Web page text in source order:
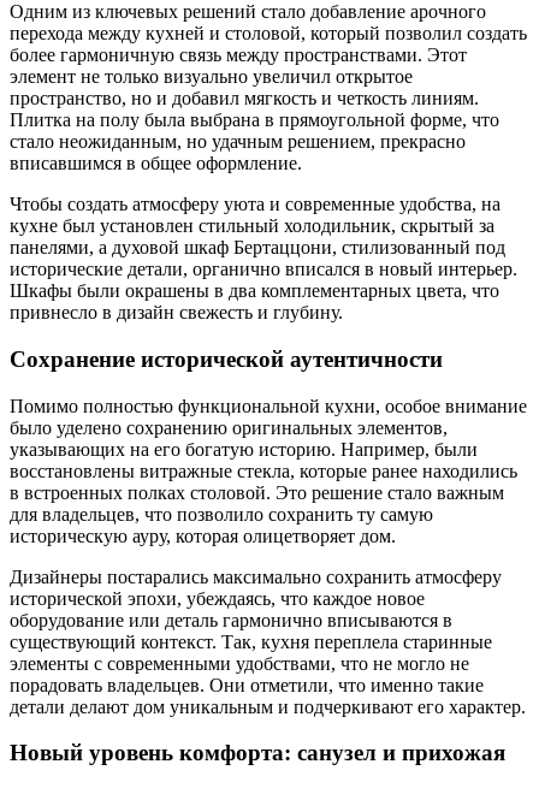
Одним из ключевых решений стало добавление арочного
перехода между кухней и столовой, который позволил создать
более гармоничную связь между пространствами. Этот
элемент не только визуально увеличил открытое
пространство, но и добавил мягкость и четкость линиям.
Плитка на полу была выбрана в прямоугольной форме, что
стало неожиданным, но удачным решением, прекрасно
вписавшимся в общее оформление.
Чтобы создать атмосферу уюта и современные удобства, на
кухне был установлен стильный холодильник, скрытый за
панелями, а духовой шкаф Бертаццони, стилизованный под
исторические детали, органично вписался в новый интерьер.
Шкафы были окрашены в два комплементарных цвета, что
привнесло в дизайн свежесть и глубину.
Сохранение исторической аутентичности
Помимо полностью функциональной кухни, особое внимание
было уделено сохранению оригинальных элементов,
указывающих на его богатую историю. Например, были
восстановлены витражные стекла, которые ранее находились
в встроенных полках столовой. Это решение стало важным
для владельцев, что позволило сохранить ту самую
историческую ауру, которая олицетворяет дом.
Дизайнеры постарались максимально сохранить атмосферу
исторической эпохи, убеждаясь, что каждое новое
оборудование или деталь гармонично вписываются в
существующий контекст. Так, кухня переплела старинные
элементы с современными удобствами, что не могло не
порадовать владельцев. Они отметили, что именно такие
детали делают дом уникальным и подчеркивают его характер.
Новый уровень комфорта: санузел и прихожая